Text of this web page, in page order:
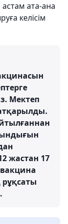
ата-ана
келісім
Мектеп
жастан 17
рұқсаты